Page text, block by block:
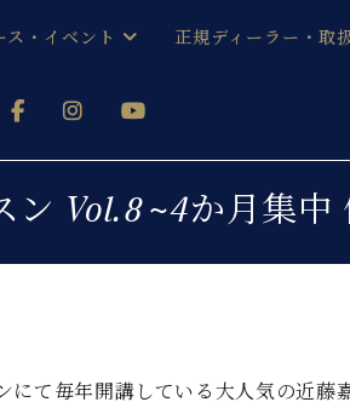
デンス
ス・イベント
ガ会員登録ご案内
報等)
正規ディーラー・取
スタッフご挨拶
ン Vol.8~4か月集中
にて毎年開講している大人気の近藤